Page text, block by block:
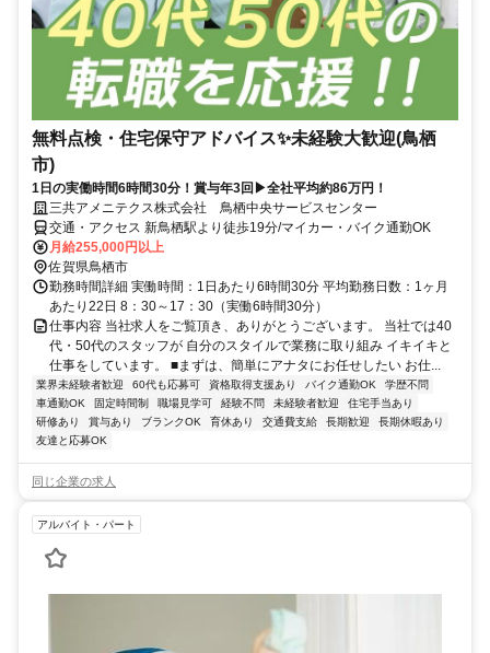
無料点検・住宅保守アドバイス✨未経験大歓迎(鳥栖
市)
1日の実働時間6時間30分！賞与年3回▶全社平均約86万円！
三共アメニテクス株式会社 鳥栖中央サービスセンター
交通・アクセス 新鳥栖駅より徒歩19分/マイカー・バイク通勤OK
月給255,000円以上
佐賀県鳥栖市
勤務時間詳細 実働時間：1日あたり6時間30分 平均勤務日数：1ヶ月
あたり22日 8：30～17：30（実働6時間30分）
仕事内容 当社求人をご覧頂き、ありがとうございます。 当社では40
代・50代のスタッフが 自分のスタイルで業務に取り組み イキイキと
仕事をしています。 ■まずは、簡単にアナタにお任せしたい お仕...
業界未経験者歓迎 60代も応募可 資格取得支援あり バイク通勤OK
学歴不問
車通勤OK
固定時間制 職場見学可 経験不問 未経験者歓迎
住宅手当あり
研修あり
賞与あり ブランクOK 育休あり 交通費支給 長期歓迎
長期休暇あり
友達と応募OK
同じ企業の求人
アルバイト・パート